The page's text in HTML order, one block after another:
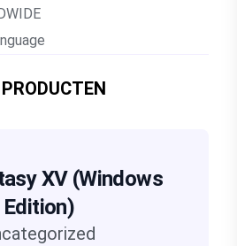
XV (Windows
Edition)